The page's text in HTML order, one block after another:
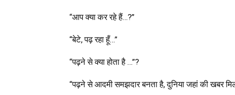
“आप क्या कर रहे हैं…?”
“बेटे,पढ़ रहा हूँ…”
“पढ़ने से क्या होता है …”?
“पढ़ने से आदमी समझदार बनता है,दुनिया जहां की खबर